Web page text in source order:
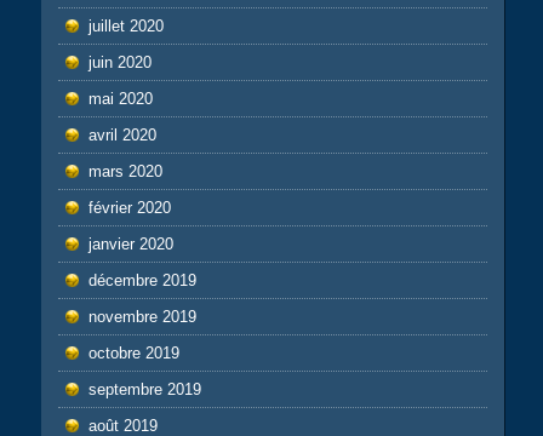
juillet 2020
juin 2020
mai 2020
avril 2020
mars 2020
février 2020
janvier 2020
décembre 2019
novembre 2019
octobre 2019
septembre 2019
août 2019